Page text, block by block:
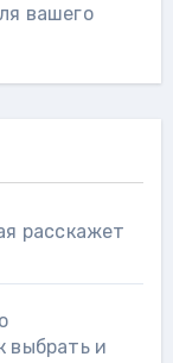
вашего
расскажет
выбрать и